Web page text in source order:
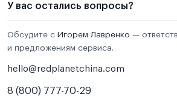
У вас остались вопросы?
Обсудите с Игорем Лавренко —
и предложениям сервиса.
hello@redplanetchina.com
8 (800) 777-70-29